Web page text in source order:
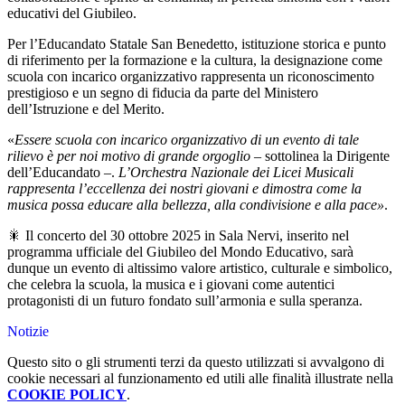
educativi del Giubileo.
Per l’Educandato Statale San Benedetto, istituzione storica e punto
di riferimento per la formazione e la cultura, la designazione come
scuola con incarico organizzativo rappresenta un riconoscimento
prestigioso e un segno di fiducia da parte del Ministero
dell’Istruzione e del Merito.
«Essere scuola con incarico organizzativo di un evento di tale
rilievo è per noi motivo di grande orgoglio – sottolinea la Dirigente
dell’Educandato –. L’Orchestra Nazionale dei Licei Musicali
rappresenta l’eccellenza dei nostri giovani e dimostra come la
musica possa educare alla bellezza, alla condivisione e alla pace».
🎇 Il concerto del 30 ottobre 2025 in Sala Nervi, inserito nel
programma ufficiale del Giubileo del Mondo Educativo, sarà
dunque un evento di altissimo valore artistico, culturale e simbolico,
che celebra la scuola, la musica e i giovani come autentici
protagonisti di un futuro fondato sull’armonia e sulla speranza.
Notizie
Questo sito o gli strumenti terzi da questo utilizzati si avvalgono di
cookie necessari al funzionamento ed utili alle finalità illustrate nella
COOKIE POLICY.